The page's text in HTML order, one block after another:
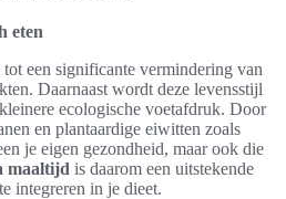
eten
een significante vermindering van
Daarnaast wordt deze levensstijl
ecologische voetafdruk. Door
en plantaardige eiwitten zoals
je eigen gezondheid, maar ook die
maaltijd is daarom een uitstekende
integreren in je dieet.